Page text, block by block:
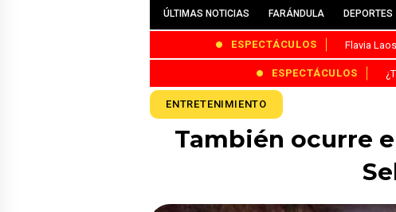
ÚLTIMAS NOTICIAS FARÁNDULA DEPORTES
ESPECTÁCULOS Flavia
ESPECTÁCULOS
ENTRETENIMIENTO
También ocurre